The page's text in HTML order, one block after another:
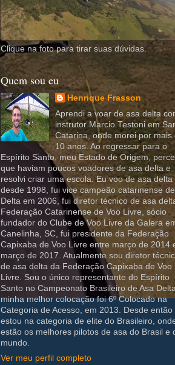
Clique na foto para tirar suas dúvidas.
Quem sou eu
Henrique Frasson
Aprendi a voar de asa delta
instrutor Marcio Testoni em
Catarina, onde morei por mais
10 anos. Ao regressar para o
Espírito Santo, meu Estado de Origem,
que haviam poucos voadores de asa delta e
resolvi criar uma escola. Eu voo de asa delta
desde 1998, fui vice campeão catarinense
Delta em 2006, fui diretor técnico de asa
Federação Catarinense de Voo Livre, sócio
fundador do Clube de Voo Livre da Galera
Canelinha, SC, fui presidente da Federação
Capixaba de Voo Livre entre março de 2014
março de 2017. Atualmente sou diretor
de asa delta da Federação Capixaba de Voo
Livre. Sou o único representante do Espírito
Santo no Campeonato Brasileiro de Asa
minha melhor colocação foi 6º Colocado na
Categoria de Acesso, em 2013. Desde então
estou na categoria de elite do Brasileiro,
estão os melhores pilotos de asa do Brasil e
mundo.
Ver meu perfil completo